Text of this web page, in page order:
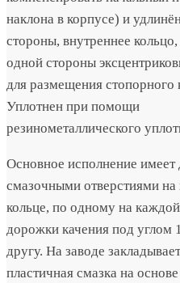
наклона в корпусе) и
стороны, внутреннее
одной стороны
для размещения стопорного
Уплотнен при помощи
резинометаллического
Основное исполнение имеет
смазочными отверстиями
кольце, по одному на
дорожки качения под углом
другу. На заводе
пластичная смазка на